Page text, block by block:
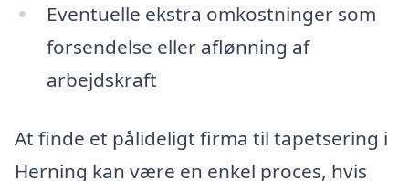
Eventuelle ekstra omkostninger som
forsendelse eller aflønning af
arbejdskraft
At finde et pålideligt firma til tapetsering i
Herning kan være en enkel proces, hvis